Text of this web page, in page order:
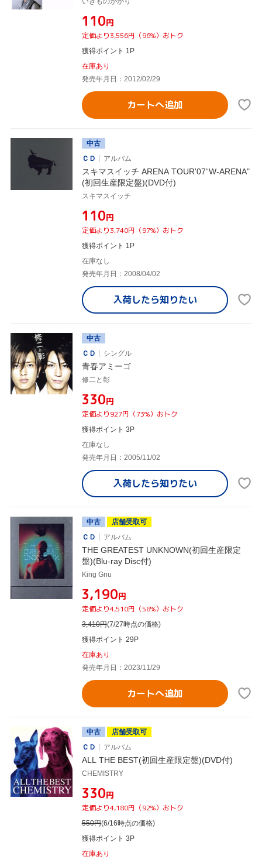
¥110円
定価より3,556円（96%）おトク
獲得ポイント 1P
在庫あり
発売年月日：2012/02/29
カートへ追加
中古
ＣＤ
アルバム
スキマスイッチ ARENA TOUR'07“W-ARENA"
(初回生産限定盤)(DVD付)
スキマスイッチ
¥110円
定価より3,740円（97%）おトク
獲得ポイント 1P
在庫なし
発売年月日：2008/04/02
入荷したら知りたい
中古
ＣＤ
シングル
青春アミーゴ
修二と彰
¥330円
定価より927円（73%）おトク
獲得ポイント 3P
在庫なし
発売年月日：2005/11/02
入荷したら知りたい
中古
店舗受取可
ＣＤ
アルバム
THE GREATEST UNKNOWN(初回生産限定
盤)(Blu-ray Disc付)
King Gnu
¥3,190円
定価より4,510円（58%）おトク
3,410円(7/27時点の価格)
獲得ポイント 29P
在庫あり
発売年月日：2023/11/29
カートへ追加
中古
店舗受取可
ＣＤ
アルバム
ALL THE BEST(初回生産限定盤)(DVD付)
CHEMISTRY
¥330円
定価より4,180円（92%）おトク
550円(6/16時点の価格)
獲得ポイント 3P
在庫あり